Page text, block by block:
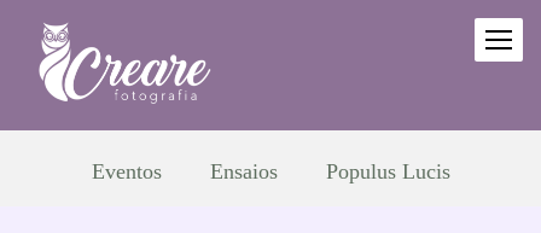
Eventos Ensaios Populus Lucis